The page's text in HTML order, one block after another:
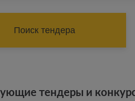
Поиск тендера
тендеры и